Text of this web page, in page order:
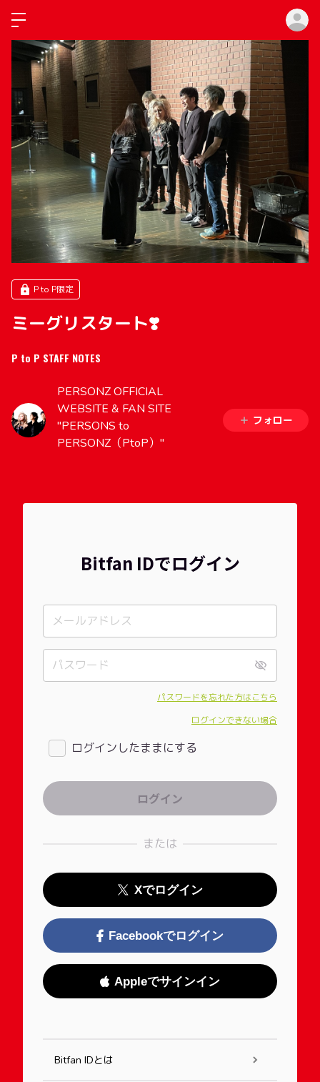
P to P限定
ミーグリスタート❣️
P to P STAFF NOTES
PERSONZ OFFICIAL
WEBSITE & FAN SITE
"PERSONS to
PERSONZ（PtoP）"
フォロー
Bitfan IDでログイン
パスワードを忘れた方はこちら
ログインできない場合
ログインしたままにする
または
Xでログイン
Facebookでログイン
Appleでサインイン
Bitfan IDとは